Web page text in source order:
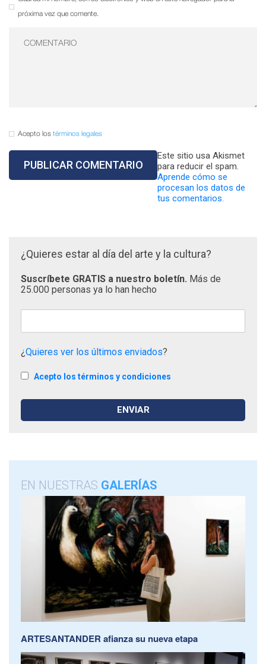
próxima vez que comente.
Acepto los términos legales
Este sitio usa Akismet
para reducir el spam.
Aprende cómo se
procesan los datos de
tus comentarios.
¿Quieres estar al día del arte y la cultura?
Suscríbete GRATIS a nuestro boletín. Más de
25.000 personas ya lo han hecho
¿Quieres ver los últimos enviados?
Acepto los términos y condiciones
EN NUESTRAS GALERÍAS
ARTESANTANDER afianza su nueva etapa